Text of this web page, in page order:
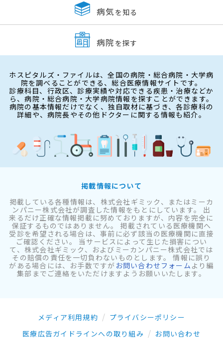
病気 を知る
病院 を探す
ホスピタルズ・ファイルは、全国の病院・総合病院・大学病
院を調べることができる、総合医療情報サイトです。
診療科目、行政区、診療実績や対応できる疾患・治療などか
ら、病院・総合病院・大学病院情報を探すことができます。
病院の基本情報だけでなく、独自取材に基づき、各診療科の
詳細や、病院長やその他ドクターに関する情報も紹介。
掲載情報について
掲載している各種情報は、株式会社ギミック、またはミーカ
ンパニー株式会社が調査した情報をもとにしています。 出
来るだけ正確な情報掲載に努めておりますが、内容を完全に
保証するものではありません。 掲載されている医療機関へ
受診を希望される場合は、事前に必ず該当の医療機関に直接
ご確認ください。 当サービスによって生じた損害につい
て、株式会社ギミック、およびミーカンパニー株式会社では
その賠償の責任を一切負わないものとします。 情報に誤り
がある場合には、お手数ですが お問い合わせフォーム より編
集部までご連絡をいただけますようお願いいたします。
メディア利用規約
プライバシーポリシー
医療広告ガイドラインへの取り組み
お問い合わせ